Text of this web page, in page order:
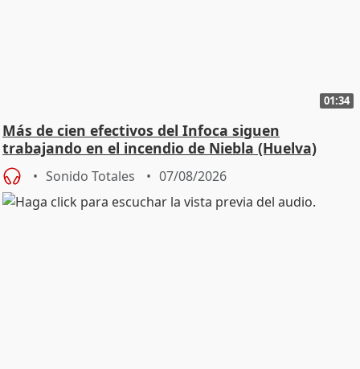
01:34
Más de cien efectivos del Infoca siguen
trabajando en el incendio de Niebla (Huelva)
Sonido Totales 07/08/2026